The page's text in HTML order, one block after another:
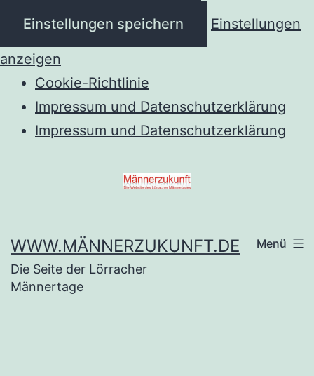
Einstellungen speichern Einstellungen
anzeigen
Cookie-Richtlinie
Impressum und Datenschutzerklärung
Impressum und Datenschutzerklärung
WWW.MÄNNERZUKUNFT.DE
Die Seite der Lörracher
Männertage
Menü